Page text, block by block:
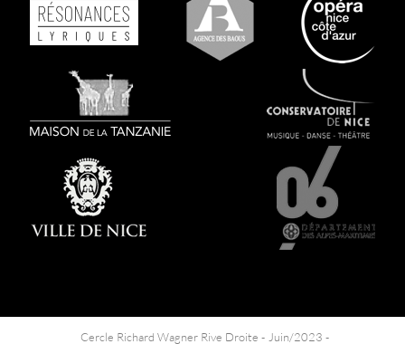
Cercle Richard Wagner Rive Droite - Juin/2023 -